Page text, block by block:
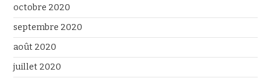
octobre 2020
septembre 2020
août 2020
juillet 2020